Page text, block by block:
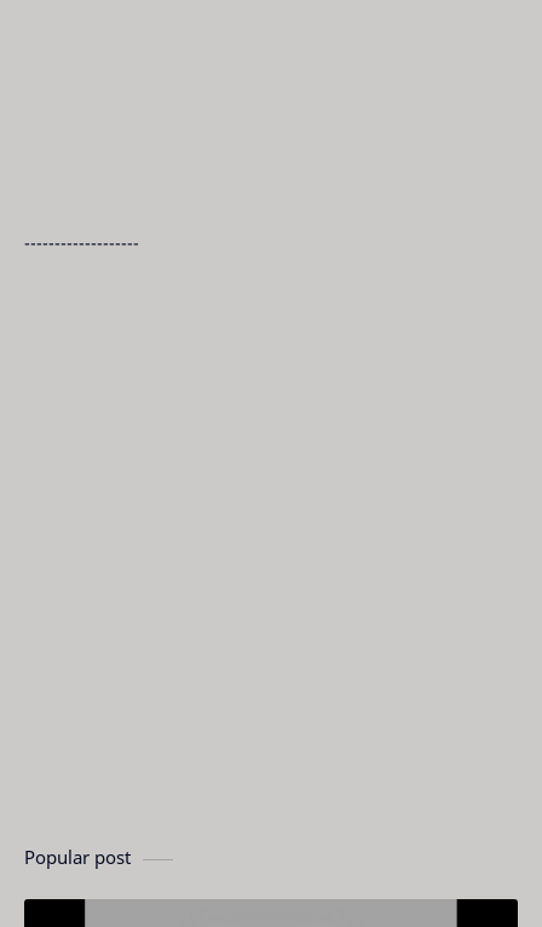
-------------------
Popular post